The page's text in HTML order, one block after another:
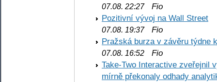
07.08. 22:27Fio
Pozitivní vývoj na Wall Street
07.08. 19:37Fio
Pražská burza v závěru týdne
07.08. 16:52 Fio
Take-Two Interactive zveřejnil
mírně překonaly odhady